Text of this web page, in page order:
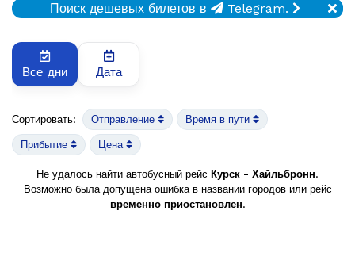
Поиск дешевых билетов в Telegram.
Все дни Дата
Сортировать: Отправление Время в пути
Прибытие Цена
Не удалось найти автобусный рейс Курск - Хайльбронн.
Возможно была допущена ошибка в названии городов или рейс
временно приостановлен.